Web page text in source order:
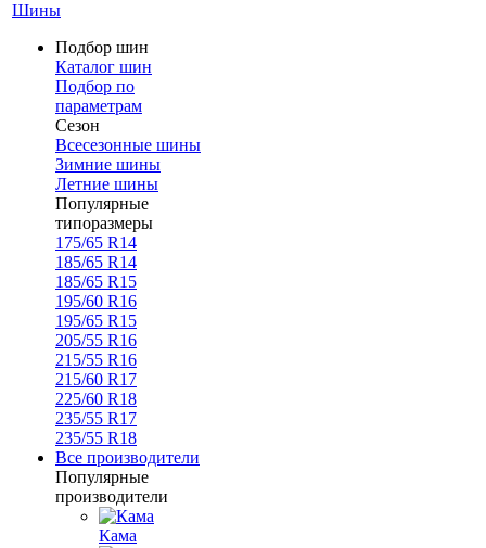
Шины
Подбор шин
Каталог шин
Подбор по
параметрам
Сезон
Всесезонные шины
Зимние шины
Летние шины
Популярные
типоразмеры
175/65 R14
185/65 R14
185/65 R15
195/60 R16
195/65 R15
205/55 R16
215/55 R16
215/60 R17
225/60 R18
235/55 R17
235/55 R18
Все производители
Популярные
производители
Кама